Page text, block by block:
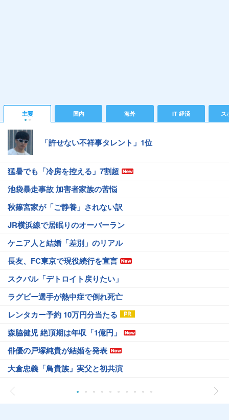
主要 国内 海外 IT 経済 ス
「許せない不祥事タレント」1位
猛暑でも「冷房を控える」7割超
池袋暴走事故 加害者家族の苦悩
秋篠宮家が「ご静養」されない訳
JR横浜線で居眠りのオーバーラン
ケニア人と結婚「差別」のリアル
長友、FC東京で現役続行を宣言
スクバル「デトロイト戻りたい」
ラグビー選手が熱中症で倒れ死亡
レンタカー予約 10万円分当たる
森脇健児 絶頂期は年収「1億円」
俳優の戸塚純貴が結婚を発表
大倉忠義「鳥貴族」実父と初共演